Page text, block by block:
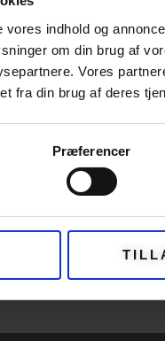
indhold og
om din brug af
Vores
fra din brug af deres
Præferencer